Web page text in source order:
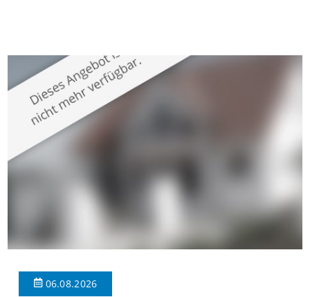
großzügige Räume und eine hochwertige Ausstattung, die
modernen Wohnkomfort mit einem stilvollen Ambiente
verbindet. Der […]
06.08.2026